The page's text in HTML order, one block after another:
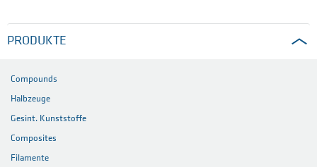
PRODUKTE
Compounds
Halbzeuge
Gesint. Kunststoffe
Composites
Filamente